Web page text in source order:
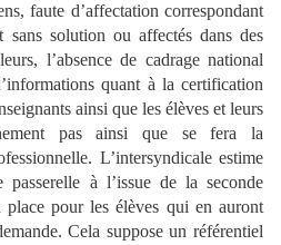
faute d’affectation correspondant
solution ou affectés dans des
l’absence de cadrage national
quant à la certification
ainsi que les élèves et leurs
pas ainsi que se fera la
L’intersyndicale estime
passerelle à l’issue de la seconde
place pour les élèves qui en auront
Cela suppose un référentiel